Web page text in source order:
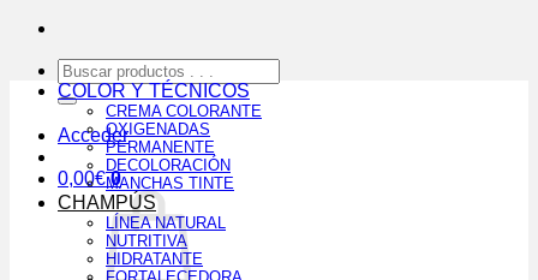
Buscar
por:
Acceder
0,00€ 0
COLOR Y TÉCNICOS
CREMA COLORANTE
OXIGENADAS
PERMANENTE
DECOLORACIÓN
MANCHAS TINTE
CHAMPÚS
LÍNEA NATURAL
NUTRITIVA
HIDRATANTE